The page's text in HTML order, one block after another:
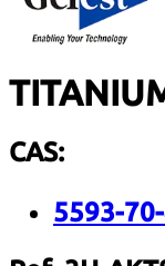
CAS:
5593-